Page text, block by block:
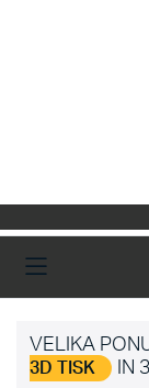
VELIKA
3D TISK
IN